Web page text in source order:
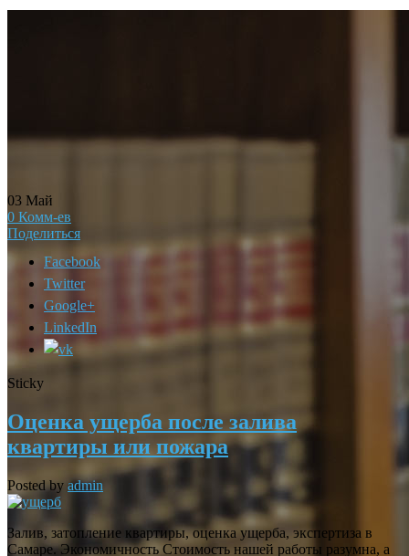
03 Май
0 Комм-ев
Поделиться
Facebook
Twitter
Google+
LinkedIn
Sticky
Оценка ущерба после залива
квартиры или пожара
Posted by admin
Залив, затопление квартиры, оценка ущерба, экспертиза в
Самаре. Экономичность Стоимость нашей работы разумна, а